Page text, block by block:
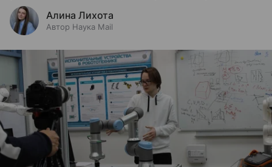
Алина Лихота
Автор Наука Mail